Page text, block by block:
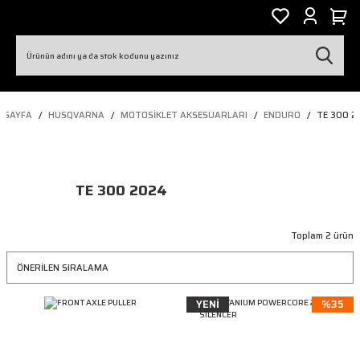
HUSQVARNA MOTOSIKLET AKSESUARLARI ENDURO TE 300
TE 300 2024
Toplam 2 ürün
YENİ %35